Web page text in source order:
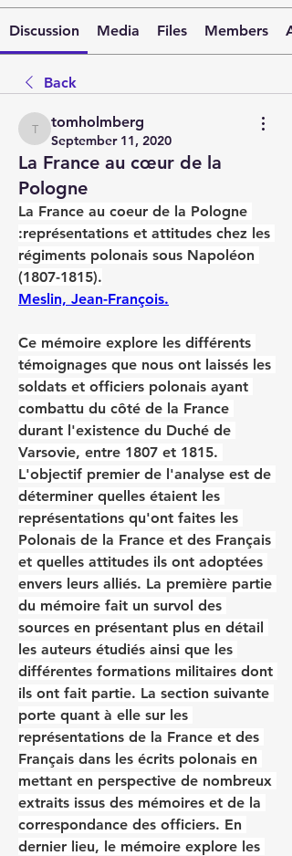
Discussion Media Files Members
Back
tomholmberg
tomholmberg
September 11, 2020
La France au cœur de la
Pologne
La France au coeur de la Pologne
:représentations et attitudes chez les
régiments polonais sous Napoléon
(1807-1815).
Meslin, Jean-François.
Ce mémoire explore les différents
témoignages que nous ont laissés les
soldats et officiers polonais ayant
combattu du côté de la France
durant l'existence du Duché de
Varsovie, entre 1807 et 1815.
L'objectif premier de l'analyse est de
déterminer quelles étaient les
représentations qu'ont faites les
Polonais de la France et des Français
et quelles attitudes ils ont adoptées
envers leurs alliés. La première partie
du mémoire fait un survol des
sources en présentant plus en détail
les auteurs étudiés ainsi que les
différentes formations militaires dont
ils ont fait partie. La section suivante
porte quant à elle sur les
représentations de la France et des
Français dans les écrits polonais en
mettant en perspective de nombreux
extraits issus des mémoires et de la
correspondance des officiers. En
dernier lieu, le mémoire explore les